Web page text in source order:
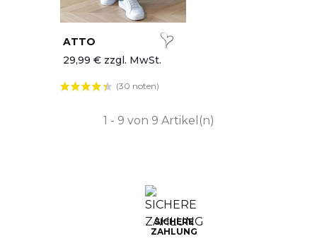
ATTO
29,99 € zzgl. MwSt.
(30 noten)
1 - 9 von 9 Artikel(n)
SICHERE
ZAHLUNG